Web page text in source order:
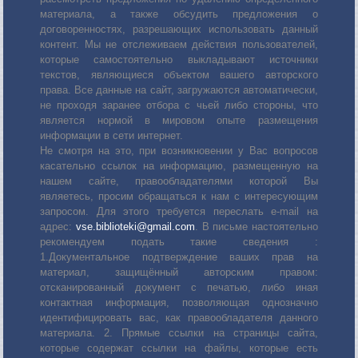
материала, а также обсудить предложения о
договоренностях, разрешающих использовать данный
контент. Мы не отслеживаем действия пользователей,
которые самостоятельно выкладывают источники
текстов, являющиеся объектом вашего авторского
права. Все данные на сайт, загружаются автоматически,
не проходя заранее отбора с чьей либо стороны, что
является нормой в мировом опыте размещения
информации в сети интернет.
Не смотря на это, при возникновении у Вас вопросов
касательно ссылок на информацию, размещенную на
нашем сайте, правообладателями которой Вы
являетесь, просим обращаться к нам с интересующим
запросом. Для этого требуется переслать е-mail на
адрес: vse.biblioteki@gmail.com. В письме настоятельно
рекомендуем подать такие сведения :
1.Документальное подтверждение ваших прав на
материал, защищённый авторским правом:
отсканированный документ с печатью, либо иная
контактная информация, позволяющая однозначно
идентифицировать вас, как правообладателя данного
материала. 2. Прямые ссылки на страницы сайта,
которые содержат ссылки на файлы, которые есть